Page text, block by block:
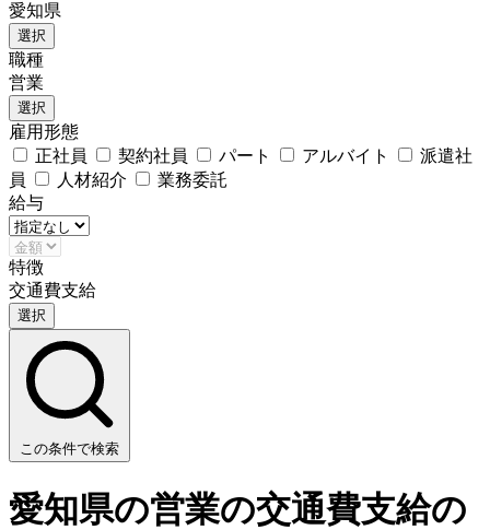
愛知県
選択
職種
営業
選択
雇用形態
正社員
契約社員 パート アルバイト
派遣社
員
人材紹介
業務委託
給与
特徴
交通費支給
選択
この条件で検索
愛知県の営業の交通費支給の